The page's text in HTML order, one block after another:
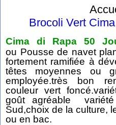
Brocoli Vert
Cima di Rapa 50
ou Pousse de navet
fortement ramifiée à
têtes moyennes ou
employée.très bon
couleur vert
goût agréable
Sud,choix de la culture,
ou en bac.